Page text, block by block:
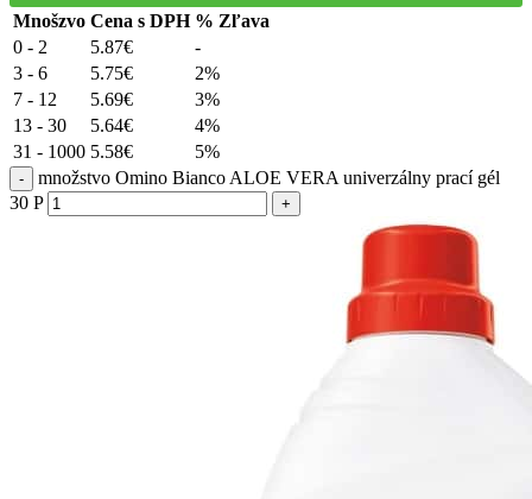
Mnošzvo Cena s DPH % Zľava
0 - 2
5.87€
-
3 - 6
5.75€
2%
7 - 12
5.69€
3%
13 - 30
5.64€
4%
31 - 1000 5.58€
5%
množstvo Omino Bianco ALOE VERA univerzálny prací gél
30 P